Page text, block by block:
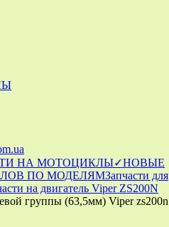
НА МОТОЦИКЛЫ✓НОВЫЕ
ПО МОДЕЛЯМЗапчасти для
на двигатель Viper ZS200N
группы (63,5мм) Viper zs200n